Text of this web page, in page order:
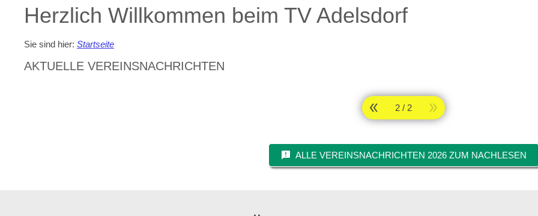
Herzlich Willkommen beim TV Adelsdorf
Sie sind hier: Startseite
AKTUELLE VEREINSNACHRICHTEN
2 / 2
ALLE VEREINSNACHRICHTEN 2026 ZUM NACHLESEN